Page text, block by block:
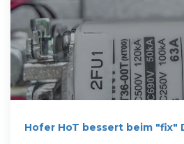
Hofer HoT bessert beim "fix"